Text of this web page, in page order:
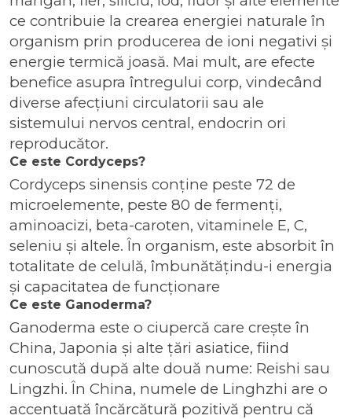
ce contribuie la crearea energiei naturale în
organism prin producerea de ioni negativi și
energie termică joasă. Mai mult, are efecte
benefice asupra întregului corp, vindecând
diverse afecțiuni circulatorii sau ale
sistemului nervos central, endocrin ori
reproducător.
Ce este Cordyceps?
Cordyceps sinensis conține peste 72 de
microelemente, peste 80 de fermenţi,
aminoacizi, beta-caroten, vitaminele E, C,
seleniu și altele. În organism, este absorbit în
totalitate de celulă, îmbunătăţindu-i energia
şi capacitatea de funcţionare
Ce este Ganoderma?
Ganoderma este o ciupercă care crește în
China, Japonia și alte țări asiatice, fiind
cunoscută după alte două nume: Reishi sau
Lingzhi. În China, numele de Linghzhi are o
accentuată încărcătură pozitivă pentru că